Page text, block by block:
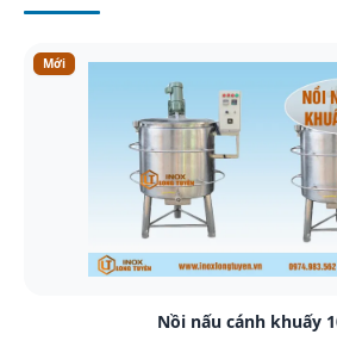
Mới
Xem chi tiết
Nồi nấu cánh khuấy